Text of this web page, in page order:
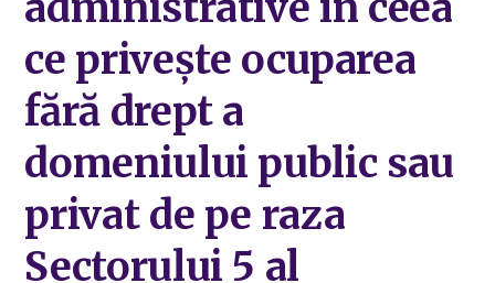
ce privește ocuparea
fără drept a
domeniului public sau
privat de pe raza
Sectorului 5 al